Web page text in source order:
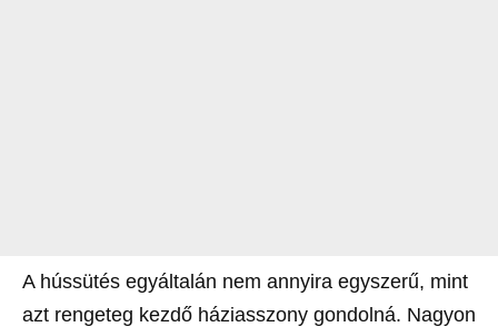
A hússütés egyáltalán nem annyira egyszerű, mint
azt rengeteg kezdő háziasszony gondolná. Nagyon